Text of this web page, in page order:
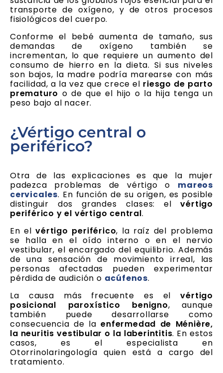
transporte de oxígeno, y de otros procesos
fisiológicos del cuerpo.
Conforme el bebé aumenta de tamaño, sus
demandas de oxígeno también se
incrementan, lo que requiere un aumento del
consumo de hierro en la dieta. Si sus niveles
son bajos, la madre podría marearse con más
facilidad, a la vez que crece el riesgo de parto
prematuro o de que el hijo o la hija tenga un
peso bajo al nacer.
¿Vértigo central o
periférico?
Otra de las explicaciones es que la mujer
padezca problemas de vértigo o mareos
cervicales. En función de su origen, es posible
distinguir dos grandes clases: elvértigo
periférico y el vértigo central.
En elvértigo periférico, la raíz del problema
se halla en el oído interno o en el nervio
vestibular, el encargado del equilibrio. Además
de una sensación de movimiento irreal, las
personas afectadas pueden experimentar
pérdida de audición o acúfenos.
La causa más frecuente es elvértigo
posicional paroxístico benigno, aunque
también puede desarrollarse como
consecuencia de laenfermedad de Ménière,
la neuritis vestibular o la laberintitis. En estos
casos, es el especialista en
Otorrinolaringología quien está a cargo del
tratamiento.